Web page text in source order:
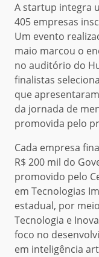
A startup integra
405 empresas
Um evento
maio marcou o
no auditório do
finalistas
que
da jornada de
promovida pelo
Cada empresa
R$ 200 mil do
promovido pelo
em Tecnologias
estadual, por
Tecnologia e
foco no
em inteligência